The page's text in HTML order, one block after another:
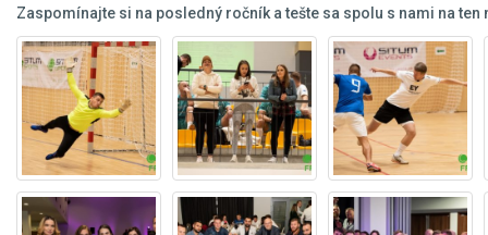
Zaspomínajte si na posledný ročník a tešte sa spolu s nami na ten